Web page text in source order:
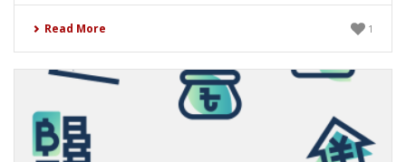
Read More 1